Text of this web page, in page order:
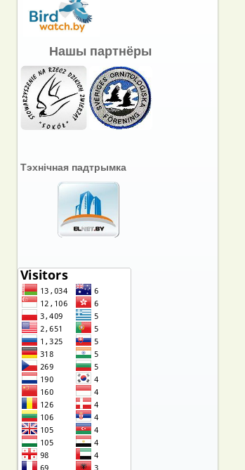
Нашы партнёры
Тэхнічная падтрымка